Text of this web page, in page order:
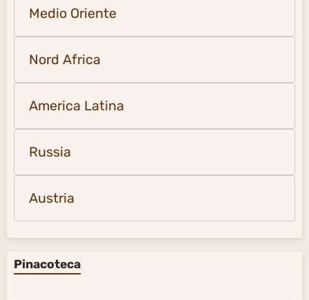
Medio Oriente
Nord Africa
America Latina
Russia
Austria
Pinacoteca